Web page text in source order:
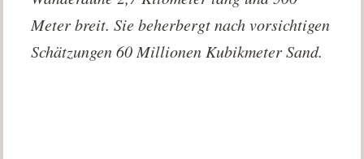
Meter breit. Sie beherbergt nach vorsichtigen
Schätzungen 60 Millionen Kubikmeter Sand.